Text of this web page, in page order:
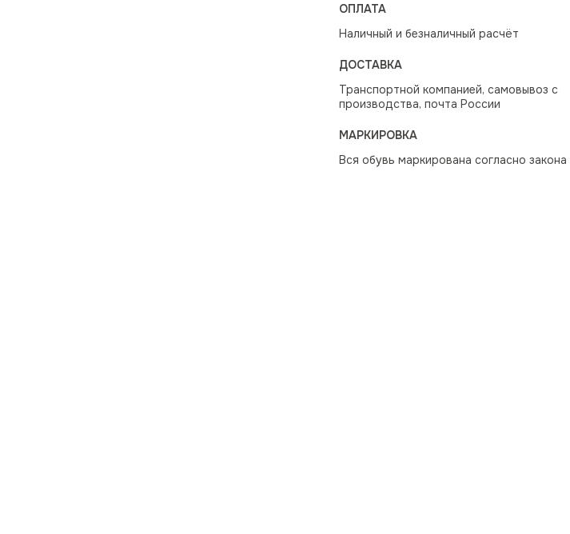
ОПЛАТА
Наличный и безналичный расчёт
ДОСТАВКА
Транспортной компанией, самовывоз с
производства, почта России
МАРКИРОВКА
Вся обувь маркирована согласно закона